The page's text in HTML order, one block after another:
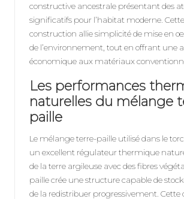
constructive ancestrale présentant des
significatifs pour l’habitat moderne.
construction allie simplicité de mise en
de l’environnement, tout en offrant une
économique aux matériaux
Les performances
naturelles du mélange
paille
Le mélange terre-paille utilisé dans le
un excellent régulateur thermique
de la terre argileuse avec des fibres
paille crée une structure capable de
de la redistribuer progressivement. Cette